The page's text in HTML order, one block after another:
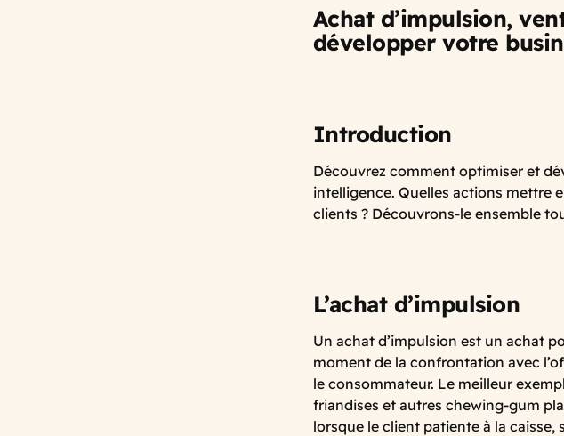
Achat d’impulsion,
développer votre
Introduction
Découvrez comment optimiser et
intelligence. Quelles actions mettre
clients ? Découvrons-le ensemble
L’achat d’impulsion
Un achat d’impulsion est un achat
moment de la confrontation avec
le consommateur. Le meilleur
friandises et autres chewing-gum
lorsque le client patiente à la